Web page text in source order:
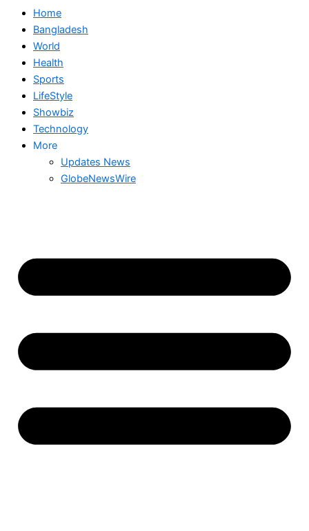
Home
Bangladesh
World
Health
Sports
LifeStyle
Showbiz
Technology
More
Updates News
GlobeNewsWire